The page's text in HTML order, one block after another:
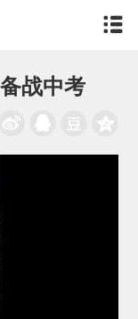
战中考